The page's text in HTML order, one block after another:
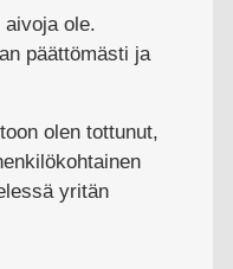
ole.
päättömästi ja
olen tottunut,
yritän